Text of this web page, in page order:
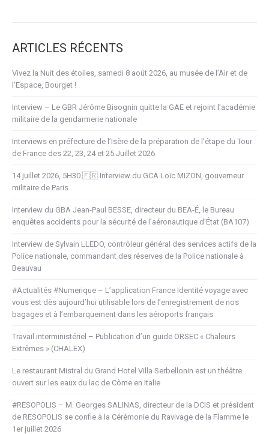
ARTICLES RÉCENTS
Vivez la Nuit des étoiles, samedi 8 août 2026, au musée de l’Air et de
l’Espace, Bourget !
Interview – Le GBR Jérôme Bisognin quitte la GAE et rejoint l’académie
militaire de la gendarmerie nationale
Interviews en préfecture de l’Isère de la préparation de l’étape du Tour
de France des 22, 23, 24 et 25 Juillet 2026
14 juillet 2026, 5H30 🇫🇷 Interview du GCA Loïc MIZON, gouverneur
militaire de Paris
Interview du GBA Jean-Paul BESSE, directeur du BEA-É, le Bureau
enquêtes accidents pour la sécurité de l’aéronautique d’État (BA107)
Interview de Sylvain LLEDO, contrôleur général des services actifs de la
Police nationale, commandant des réserves de la Police nationale à
Beauvau
#Actualités #Numerique – L’application France Identité voyage avec
vous est dès aujourd’hui utilisable lors de l’enregistrement de nos
bagages et à l’embarquement dans les aéroports français
Travail interministériel – Publication d’un guide ORSEC « Chaleurs
Extrêmes » (CHALEX)
Le restaurant Mistral du Grand Hotel Villa Serbellonin est un théâtre
ouvert sur les eaux du lac de Côme en Italie
#RESOPOLIS – M. Georges SALINAS, directeur de la DCIS et président
de RESOPOLIS se confie à la Cérémonie du Ravivage de la Flamme le
1er juillet 2026